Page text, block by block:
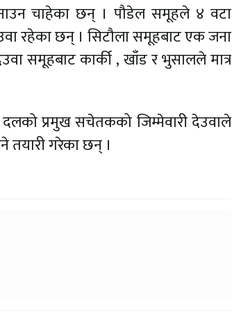
चाहेका छन् । पौडेल समूहले ४ वटा
रहेका छन् । सिटौला समूहबाट एक जना
समूहबाट कार्की , खाँड र भुसालले मात्र
प्रमुख सचेतकको जिम्मेवारी देउवाले
तयारी गरेका छन् ।